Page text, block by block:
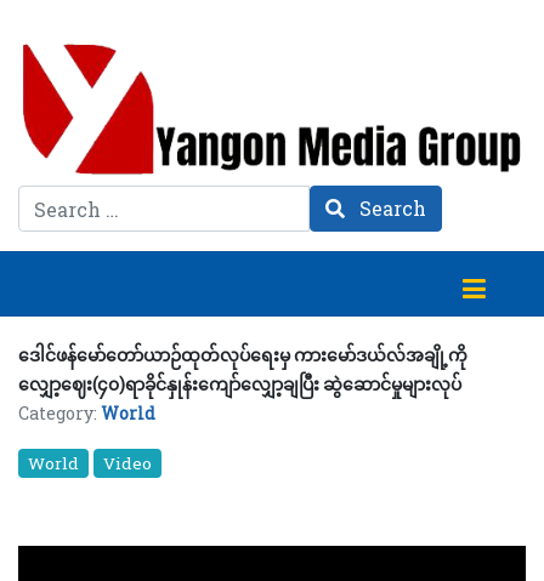
Search Search
ဒေါင်ဖန်မော်တော်ယာဉ်ထုတ်လုပ်ရေးမှ ကားမော်ဒယ်လ်အချို့ကို
လျှော့ဈေး(၄၀)ရာခိုင်နှုန်းကျော်လျှော့ချပြီး ဆွဲဆောင်မှုများလုပ်
Category: World
World Video